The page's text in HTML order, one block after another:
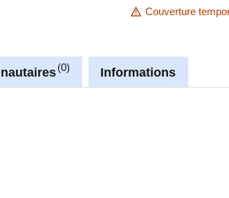
Couverture
0 Informations